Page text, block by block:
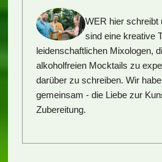
WER hier schreibt
sind eine kreative
leidenschaftlichen Mixologen,
alkoholfreien Mocktails zu
darüber zu schreiben. Wir
gemeinsam - die Liebe zur
Zubereitung.